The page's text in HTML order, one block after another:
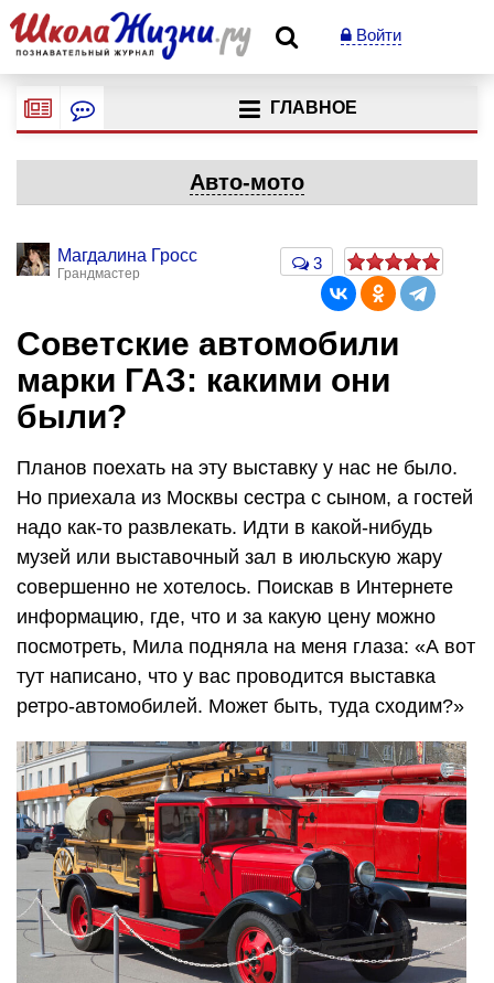
Войти
ГЛАВНОЕ
Авто-мото
Магдалина Гросс
Грандмастер
3
Советские автомобили
марки ГАЗ: какими они
были?
Планов поехать на эту выставку у нас не было.
Но приехала из Москвы сестра с сыном, а гостей
надо как-то развлекать. Идти в какой-нибудь
музей или выставочный зал в июльскую жару
совершенно не хотелось. Поискав в Интернете
информацию, где, что и за какую цену можно
посмотреть, Мила подняла на меня глаза: «А вот
тут написано, что у вас проводится выставка
ретро-автомобилей. Может быть, туда сходим?»